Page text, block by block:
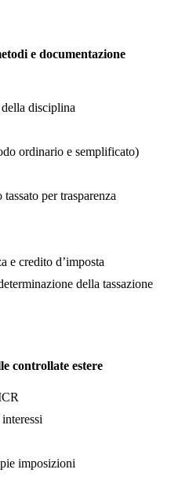
e documentazione
disciplina
ordinario e semplificato)
per trasparenza
e credito d’imposta
della tassazione
controllate estere
imposizioni